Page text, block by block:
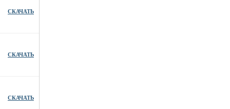
СКАЧАТЬ
СКАЧАТЬ
СКАЧАТЬ